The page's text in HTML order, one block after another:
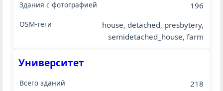
196
house, detached, presbytery,
semidetached_house, farm
Университет
218